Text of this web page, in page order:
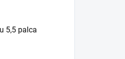
5,5 palca